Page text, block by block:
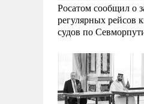
Росатом сообщил о
регулярных рейсов
судов по